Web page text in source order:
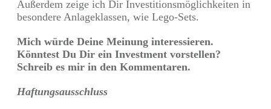
Außerdem zeige ich Dir Investitionsmöglichkeiten in
besondere Anlageklassen, wie Lego-Sets.
Mich würde Deine Meinung interessieren.
Könntest Du Dir ein Investment vorstellen?
Schreib es mir in den Kommentaren.
Haftungsausschluss